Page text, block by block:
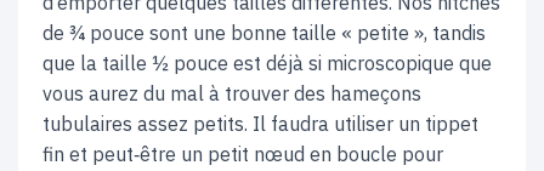
de ¾ pouce sont une bonne taille « petite », tandis
que la taille ½ pouce est déjà si microscopique que
vous aurez du mal à trouver des hameçons
tubulaires assez petits. Il faudra utiliser un tippet
fin et peut‑être un petit nœud en boucle pour